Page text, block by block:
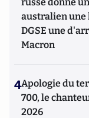
australien une
DGSE une
Macron
4Apologie du
700, le
2026